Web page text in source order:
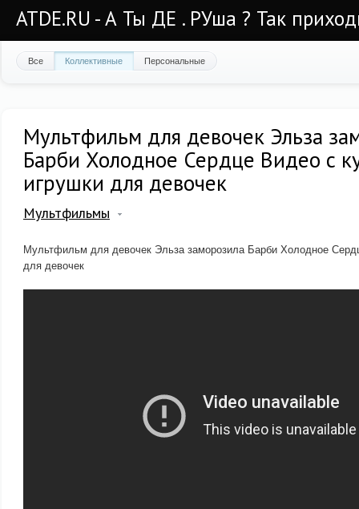
ATDE.RU - А Ты ДЕ . РУша ? Так
Все Коллективные Персональные
Мультфильм для девочек Эльза
Барби Холодное Сердце Видео с
игрушки для девочек
Мультфильмы
Мультфильм для девочек Эльза заморозила Барби Холодное
для девочек